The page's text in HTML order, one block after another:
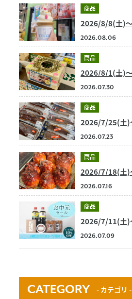
商品
2026.08.06
商品
2026.07.30
商品
2026.07.23
商品
2026.07.16
商品
2026.07.09
CATEGORY - カテゴリ -